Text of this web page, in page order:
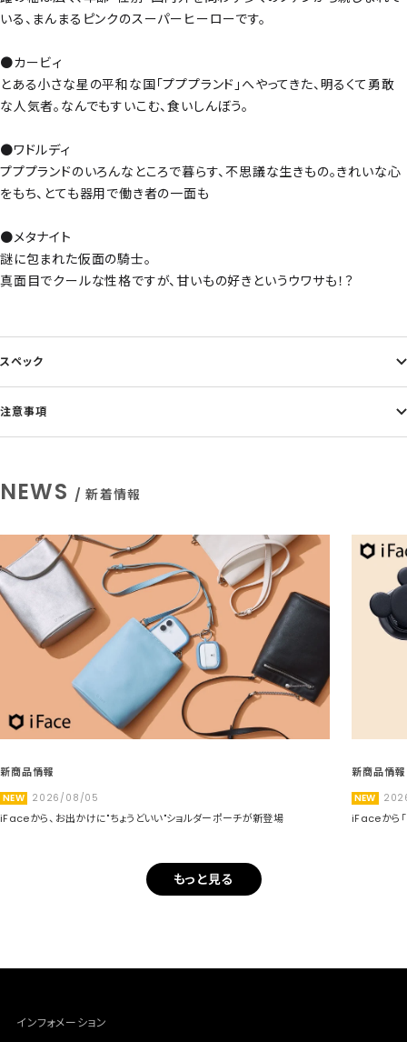
いる、まんまるピンクのスーパーヒーローです。
●カービィ
とある小さな星の平和な国「プププランド」へやってきた、明るくて勇敢
な人気者。なんでもすいこむ、食いしんぼう。
●ワドルディ
プププランドのいろんなところで暮らす、不思議な生きもの。きれいな心
をもち、とても器用で働き者の一面も
●メタナイト
謎に包まれた仮面の騎士。
真面目でクールな性格ですが、甘いもの好きというウワサも！？
スペック
注意事項
NEWS / 新着情報
新商品情報
NEW 2026/08/05
iFaceから、お出かけに"ちょうどいい"ショルダーポーチが新登場
新商品情報
NEW
iFaceから
もっと見る
インフォメーション